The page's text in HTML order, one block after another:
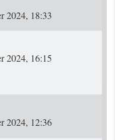
2024, 18:33
2024, 16:15
2024, 12:36